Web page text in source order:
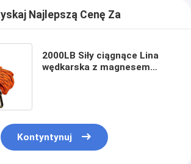
Najlepszą Cenę Za
2000LB Siły ciągnące Lina
wędkarska z magnesem
Kontyntynuj